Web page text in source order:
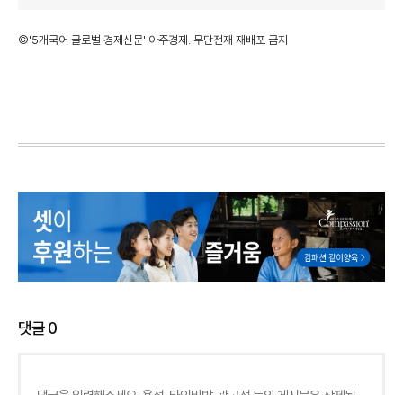
©'5개국어 글로벌 경제신문' 아주경제. 무단전재·재배포 금지
댓글0